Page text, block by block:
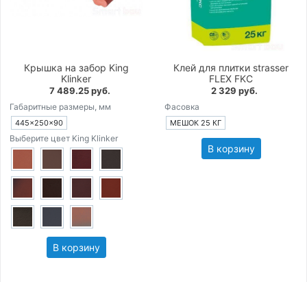
Крышка на забор King
Klinker
7 489.25 руб.
Габаритные размеры, мм
445×250×90
Выберите цвет King Klinker
В корзину
Клей для плитки strasser
FLEX FKC
2 329 руб.
Фасовка
МЕШОК 25 КГ
В корзину